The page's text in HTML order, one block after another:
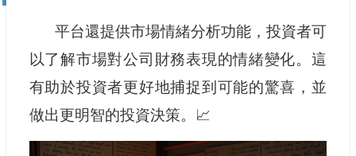
平台還提供市場情緒分析功能，投資者可
以了解市場對公司財務表現的情緒變化。這
有助於投資者更好地捕捉到可能的驚喜，並
做出更明智的投資決策。📈